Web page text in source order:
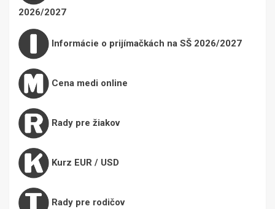
2026/2027
Informácie o prijímačkách na SŠ 2026/2027
Cena medi online
Rady pre žiakov
Kurz EUR / USD
Rady pre rodičov